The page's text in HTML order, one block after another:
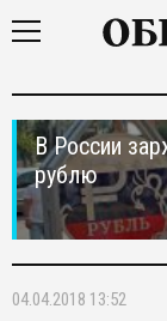
В России
рублю
04.04.2018 13:52